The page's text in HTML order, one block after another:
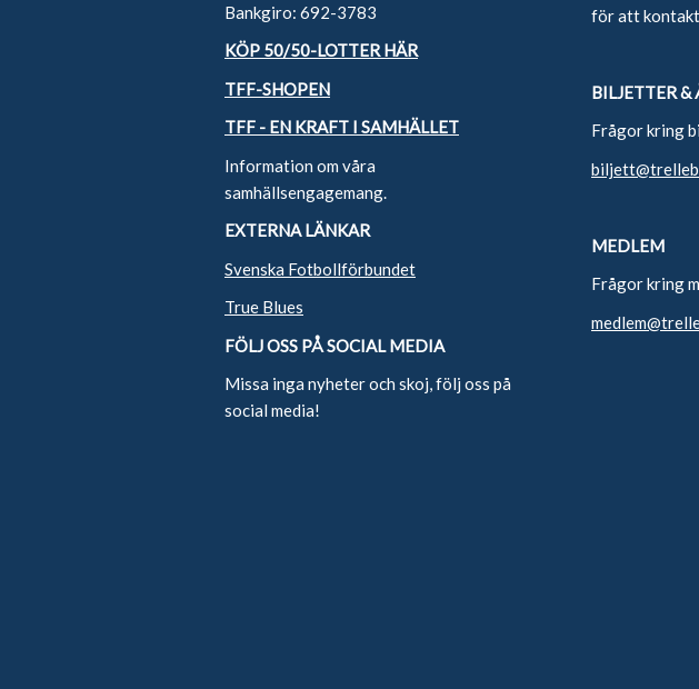
Bankgiro: 692-3783
KÖP 50/50-LOTTER HÄR
TFF-SHOPEN
TFF - EN KRAFT I SAMHÄLLET
Information om våra
samhällsengagemang.
EXTERNA LÄNKAR
Svenska Fotbollförbundet
True Blues
FÖLJ OSS PÅ SOCIAL MEDIA
Missa inga nyheter och skoj, följ oss på
social media!
för att
BILJETTER &
Frågor kring
MEDLEM
Frågor kring